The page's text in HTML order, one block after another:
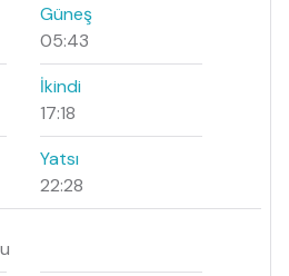
Güneş
05:43
İkindi
17:18
Yatsı
22:28